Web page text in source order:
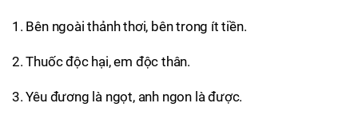
1. Bên ngoài thảnh thơi, bên trong ít tiền.
2. Thuốc độc hại, em độc thân.
3. Yêu đương là ngọt, anh ngon là được.